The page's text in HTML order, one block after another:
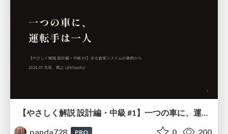
【やさしく解説 設計編・中級 #1】一つの車に、運転手は一人 ～ある倉庫システムの事例から～
panda728
PRO 0 200